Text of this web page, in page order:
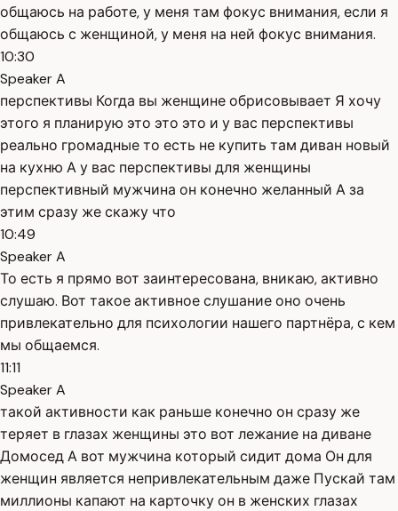
общаюсь на работе, у меня там фокус внимания, если я
общаюсь с женщиной, у меня на ней фокус внимания.
10:30
Speaker A
перспективы Когда вы женщине обрисовывает Я хочу
этого я планирую это это это и у вас перспективы
реально громадные то есть не купить там диван новый
на кухню А у вас перспективы для женщины
перспективный мужчина он конечно желанный А за
этим сразу же скажу что
10:49
Speaker A
То есть я прямо вот заинтересована, вникаю, активно
слушаю. Вот такое активное слушание оно очень
привлекательно для психологии нашего партнёра, с кем
мы общаемся.
11:11
Speaker A
такой активности как раньше конечно он сразу же
теряет в глазах женщины это вот лежание на диване
Домосед А вот мужчина который сидит дома Он для
женщин является непривлекательным даже Пускай там
миллионы капают на карточку он в женских глазах